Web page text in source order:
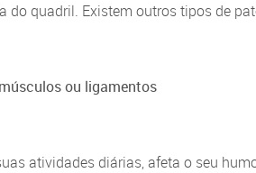
do quadril. Existem outros tipos de
ou ligamentos
atividades diárias, afeta o seu